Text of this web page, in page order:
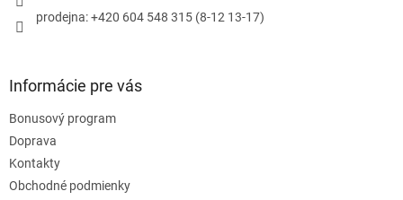
prodejna: +420 604 548 315 (8-12 13-17)
Informácie pre vás
Bonusový program
Doprava
Kontakty
Obchodné podmienky